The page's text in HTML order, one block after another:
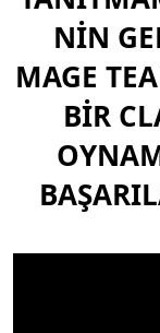
t
NİN
MAGE
BİR